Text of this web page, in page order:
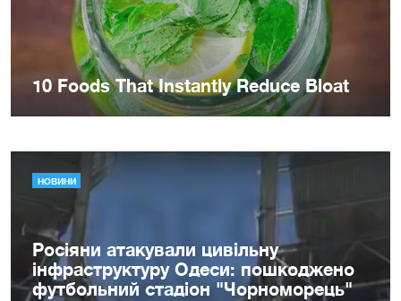
НОВИНИ
Росіяни атакували цивільну
інфраструктуру Одеси: пошкоджено
футбольний стадіон "Чорноморець"